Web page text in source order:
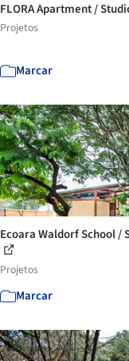
FLORA Apartment /
Projetos
Marcar
Ecoara Waldorf School /
Projetos
Marcar